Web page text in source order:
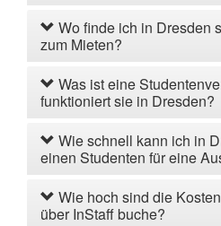
Wo finde ich in Dresden
zum Mieten?
Was ist eine
funktioniert sie in Dresden?
Wie schnell kann ich in
einen Studenten für eine
Wie hoch sind die
über InStaff buche?